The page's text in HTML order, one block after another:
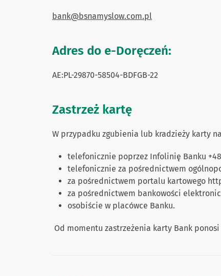
bank@bsnamyslow.com.pl
Adres do e-Doręczeń:
AE:PL-29870-58504-BDFGB-22
Zastrzeż kartę
W przypadku zgubienia lub kradzieży karty
telefonicznie poprzez Infolinię Banku +48
telefonicznie za pośrednictwem
za pośrednictwem portalu kartowego
za pośrednictwem bankowości
osobiście w placówce Banku.
Od momentu zastrzeżenia karty Bank